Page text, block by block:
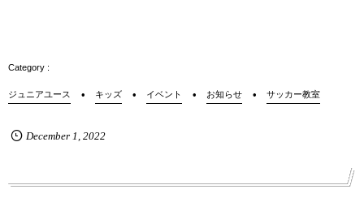
ジュニアユース キッズ イベント お知らせ サッカー教室
December 1 2022